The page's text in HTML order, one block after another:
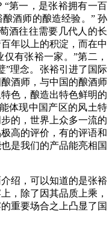
第一，是张裕拥有一百
酒师的酿造经验。” 孙
酒往往需要几代人的长
年以上的积淀，而在中
有张裕一家。”第二，
”理念。张裕引进了国际
酒师，与中国的酿酒师
色，酿造出特色鲜明的
体现中国产区的风土特
的，世界上众多一流的
高的评价，有的评语和
是我们的产品能亮相国
绍，可以知道的是张裕
，除了因其品质上乘，
重要场合之上凸显了国